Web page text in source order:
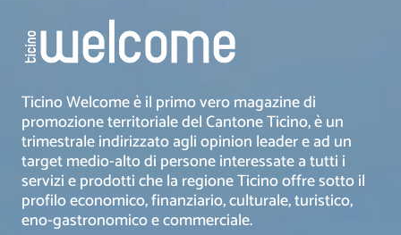
Ticino Welcome è il primo vero magazine di
promozione territoriale del Cantone Ticino, è un
trimestrale indirizzato agli opinion leader e ad un
target medio-alto di persone interessate a tutti i
servizi e prodotti che la regione Ticino offre sotto il
profilo economico, finanziario, culturale, turistico,
eno-gastronomico e commerciale.